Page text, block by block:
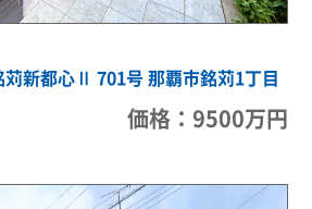
苅新都心Ⅱ 701号 那覇市銘苅1丁目
価格：9500万円